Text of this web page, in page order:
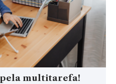
pela multitarefa!